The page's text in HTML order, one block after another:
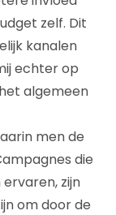
zelf. Dit
kanalen
echter op
algemeen
men de
die
zijn
om door de